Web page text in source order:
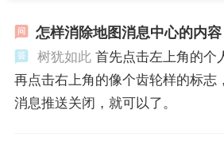
怎样消除地图消息中心的内容
树犹如此 首先点击左上角的个
再点击右上角的像个齿轮样的标志
消息推送关闭，就可以了。